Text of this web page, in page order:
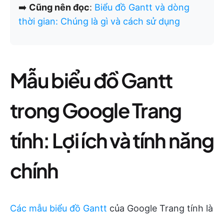
➡️ Cũng nên đọc: Biểu đồ Gantt và dòng
thời gian: Chúng là gì và cách sử dụng
Mẫu biểu đồ Gantt
trong Google Trang
tính: Lợi ích và tính năng
chính
Các mẫu biểu đồ Gantt của Google Trang tính là